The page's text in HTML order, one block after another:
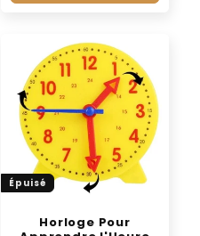
Épuisé
Horloge Pour